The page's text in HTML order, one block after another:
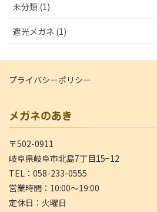
未分類 (1)
遮光メガネ (1)
プライバシーポリシー
メガネのあき
〒502-0911
岐阜県岐阜市北島7丁目15−12
TEL：058-233-0555
営業時間：10:00～19:00
定休日：火曜日